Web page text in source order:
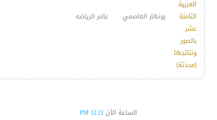
العربية
الثامنة
عشر
بالصور
ونتائجها
(محدثة)
بونهار العاصمي عالم الرياضه
الساعة الآن 12:21 PM